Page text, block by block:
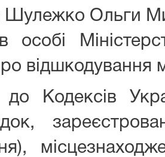
Ольги
особі
відшкодування
до Кодексів